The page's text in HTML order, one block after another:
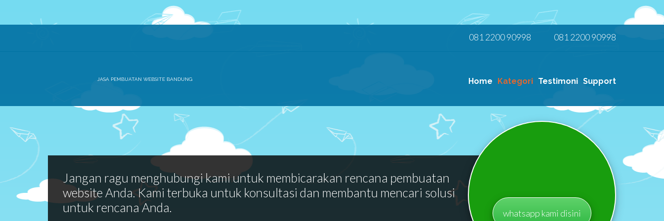
081 2200 90998 081 2200 90998
JASA PEMBUATAN WEBSITE BANDUNG Home Kategori Testimoni Support
Jangan ragu menghubungi kami untuk membicarakan rencana pembuatan
website Anda. Kami terbuka untuk konsultasi dan membantu mencari solusi
untuk rencana Anda.
whatsapp kami disini